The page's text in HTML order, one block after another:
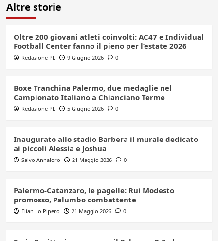
Altre storie
Oltre 200 giovani atleti coinvolti: AC47 e Individual
Football Center fanno il pieno per l’estate 2026
Redazione PL 9 Giugno 2026 0
Boxe Tranchina Palermo, due medaglie nel
Campionato Italiano a Chianciano Terme
Redazione PL 5 Giugno 2026 0
Inaugurato allo stadio Barbera il murale dedicato
ai piccoli Alessia e Joshua
Salvo Annaloro 21 Maggio 2026 0
Palermo-Catanzaro, le pagelle: Rui Modesto
promosso, Palumbo combattente
Elian Lo Pipero 21 Maggio 2026 0